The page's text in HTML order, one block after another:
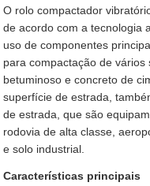
O rolo compactador
de acordo com a tecnologia
uso de componentes
para compactação de
betuminoso e concreto de
superfície de estrada,
de estrada, que são
rodovia de alta classe,
e solo industrial.
Características principais